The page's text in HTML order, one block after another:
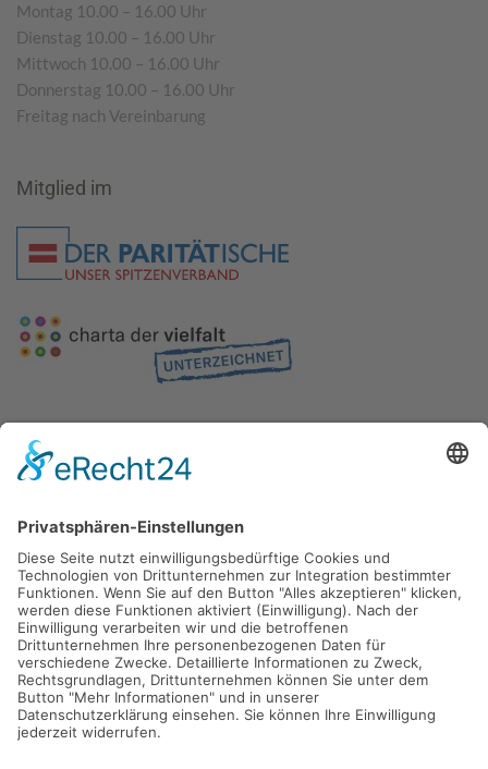
Montag 10.00 – 16.00 Uhr
Dienstag 10.00 – 16.00 Uhr
Mittwoch 10.00 – 16.00 Uhr
Donnerstag 10.00 – 16.00 Uhr
Freitag nach Vereinbarung
Mitglied im
Gefördert durch die
Freie und Hansestadt Hamburg